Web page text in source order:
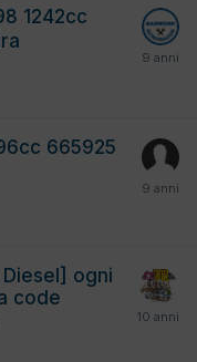
1242cc
665925
ogni
code